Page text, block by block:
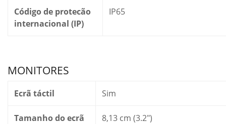
Código de protecão
internacional (IP)
IP65
MONITORES
Ecrã táctil Sim
Tamanho do ecrã
8,13 cm (3.2″)